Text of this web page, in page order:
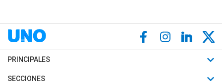
PRINCIPALES
Últimas Noticias
SECCIONES